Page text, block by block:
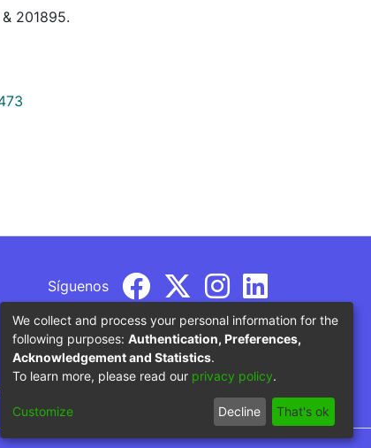
201895.
Síguenos
por parte del Ministerio de Educación
We collect and process your personal information for the
following purposes: Authentication, Preferences,
Acknowledgement and Statistics.
To learn more, please read our privacy policy.
Customize Decline That's ok